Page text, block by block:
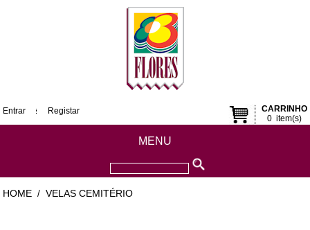
CARRINHO
0item(s)
Entrar Registar
MENU
HOME / VELAS CEMITÉRIO